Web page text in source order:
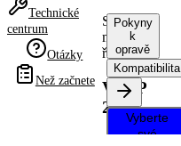
Technické
centrum
Otázky
Než začnete
Sada
měchů,
řízení
VKJP
2391
Pokyny
k
opravě
Kompatibilita
Vyberte
své